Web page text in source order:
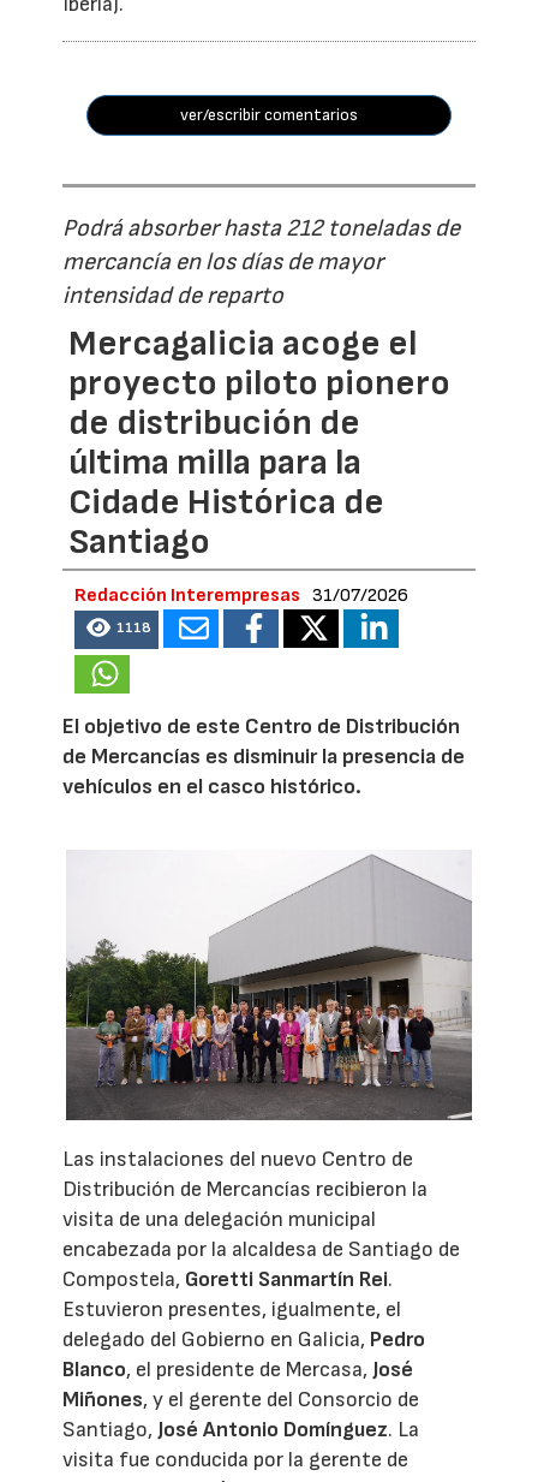
ver/escribir comentarios
Podrá absorber hasta 212 toneladas de
mercancía en los días de mayor
intensidad de reparto
Mercagalicia acoge el
proyecto piloto pionero
de distribución de
última milla para la
Cidade Histórica de
Santiago
Redacción Interempresas 31/07/2026
1118
El objetivo de este Centro de Distribución
de Mercancías es disminuir la presencia de
vehículos en el casco histórico.
Las instalaciones del nuevo Centro de
Distribución de Mercancías recibieron la
visita de una delegación municipal
encabezada por la alcaldesa de Santiago de
Compostela, Goretti Sanmartín Rei.
Estuvieron presentes, igualmente, el
delegado del Gobierno en Galicia, Pedro
Blanco, el presidente de Mercasa,José
Miñones, y el gerente del Consorcio de
Santiago,José Antonio Domínguez. La
visita fue conducida por la gerente de